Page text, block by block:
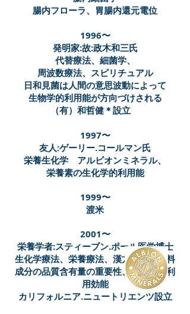
腸内フローラ、胃腸内還元電位
1996〜
発明家:故:政木和三氏
代替療法、細菌学、
周波数療法、スピリチュアル
日和見菌は人間の意思波動によって
生物学的利用能が方向づけされる
（有）和哲健＊設立
1997〜
友人:ゲーリー.コールマン氏
栄養生化学 アルビオンミネラル、
栄養素の生化学的利用能
1999〜
渡米
2001〜
栄養学者:スティーブン.ポール医学博士
生化学療法、栄養療法、漢方療法 材料
成分の品質含有量の重要性、生理学的利
用効能
カリフォルニア.ニュートリエンツ設立